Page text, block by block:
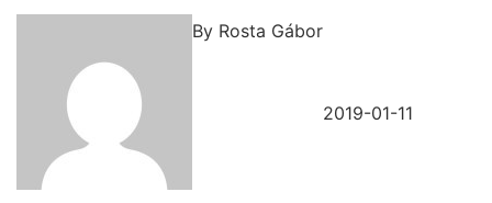
By Rosta Gábor
2019-01-11